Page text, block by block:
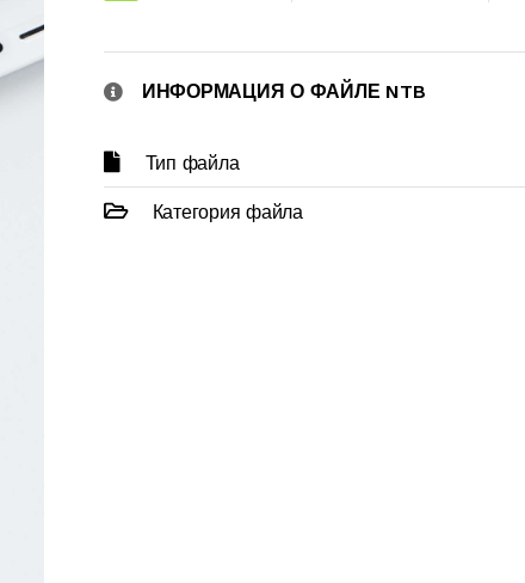
ИНФОРМАЦИЯ О ФАЙЛЕ NTB
Тип файла
Категория файла